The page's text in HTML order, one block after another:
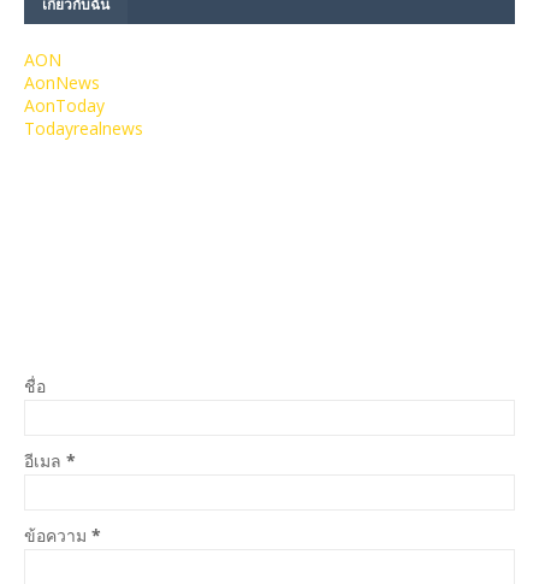
เกี่ยวกับฉัน
AON
AonNews
AonToday
Todayrealnews
ชื่อ
อีเมล *
ข้อความ *